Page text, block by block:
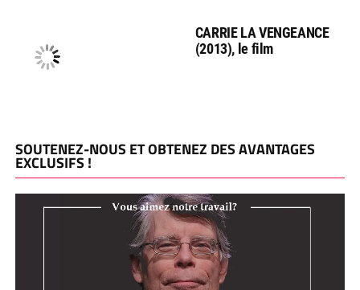
CARRIE LA VENGEANCE
(2013), le film
SOUTENEZ-NOUS ET OBTENEZ DES AVANTAGES
EXCLUSIFS !